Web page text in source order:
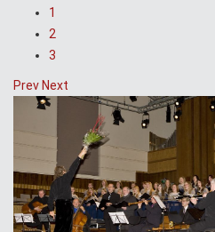
1
2
3
Prev Next